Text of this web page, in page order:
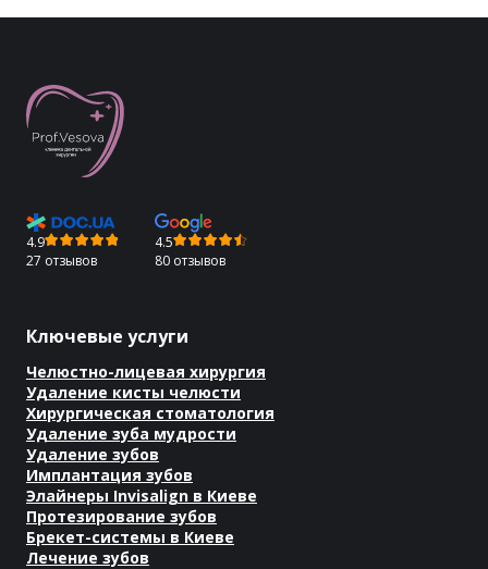
4.9
27 отзывов
4.5
80 отзывов
Ключевые услуги
Челюстно-лицевая хирургия
Удаление кисты челюсти
Хирургическая стоматология
Удаление зуба мудрости
Удаление зубов
Имплантация зубов
Элайнеры Invisalign в Киеве
Протезирование зубов
Брекет-системы в Киеве
Лечение зубов